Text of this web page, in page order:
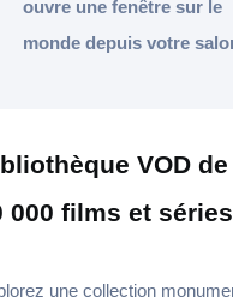
ouvre une fenêtre sur le
monde depuis votre
VOD
000 films et séries
une collection